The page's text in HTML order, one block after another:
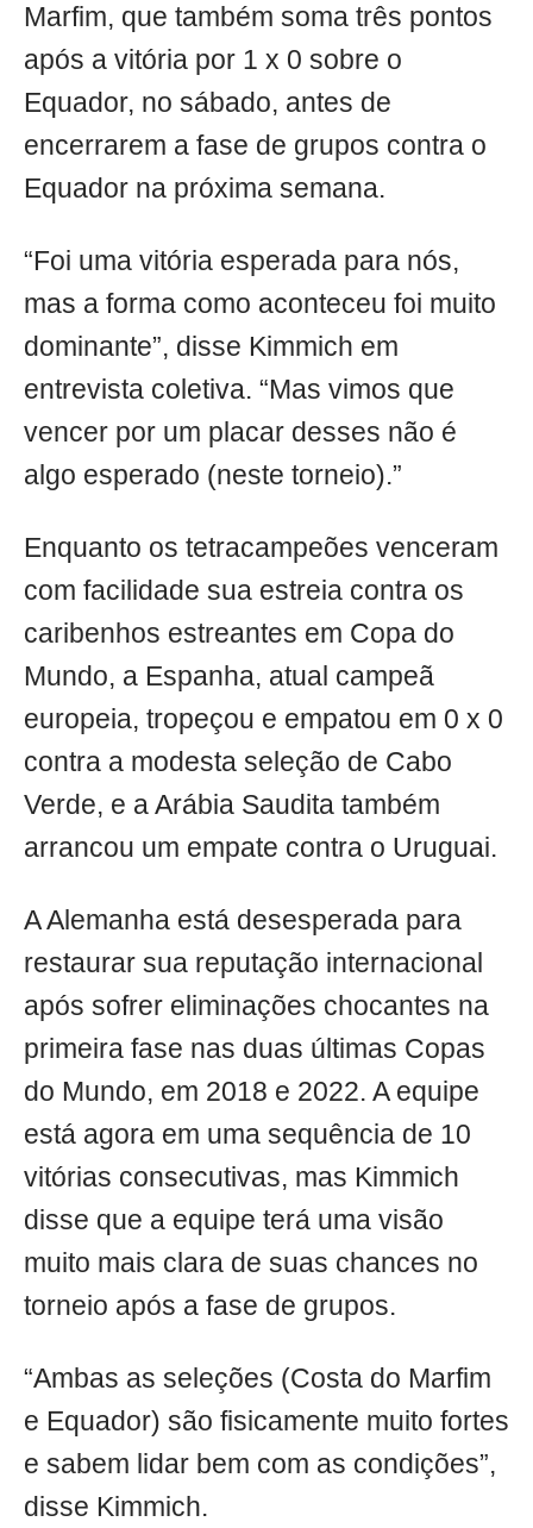
Marfim, que também soma três pontos
após a vitória por 1 x 0 sobre o
Equador, no sábado, antes de
encerrarem a fase de grupos contra o
Equador na próxima semana.
“Foi uma vitória esperada para nós,
mas a forma como aconteceu foi muito
dominante”, disse Kimmich em
entrevista coletiva. “Mas vimos que
vencer por um placar desses não é
algo esperado (neste torneio).”
Enquanto os tetracampeões venceram
com facilidade sua estreia contra os
caribenhos estreantes em Copa do
Mundo, a Espanha, atual campeã
europeia, tropeçou e empatou em 0 x 0
contra a modesta seleção de Cabo
Verde, e a Arábia Saudita também
arrancou um empate contra o Uruguai.
A Alemanha está desesperada para
restaurar sua reputação internacional
após sofrer eliminações chocantes na
primeira fase nas duas últimas Copas
do Mundo, em 2018 e 2022. A equipe
está agora em uma sequência de 10
vitórias consecutivas, mas Kimmich
disse que a equipe terá uma visão
muito mais clara de suas chances no
torneio após a fase de grupos.
“Ambas as seleções (Costa do Marfim
e Equador) são fisicamente muito fortes
e sabem lidar bem com as condições”,
disse Kimmich.